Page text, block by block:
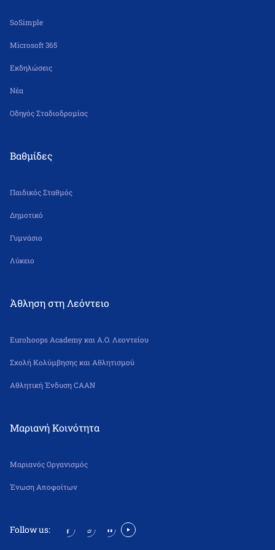
SoSimple
Microsoft 365
Εκδηλώσεις
Νέα
Οδηγός Σταδιοδρομίας
Βαθμίδες
Παιδικός Σταθμός
Δημοτικό
Γυμνάσιο
Λύκειο
Άθληση στη Λεόντειο
Eurohoops Academy και Α.Ο. Λεοντείου
Σχολή Κολύμβησης και Αθλητισμού
Αθλητική Ένδυση CAAN
Μαριανή Κοινότητα
Μαριανός Οργανισμός
Ένωση Αποφοίτων
Follow us: